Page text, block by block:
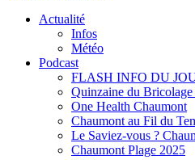
Actualité
Infos
Météo
Podcast
FLASH INFO DU
Quinzaine du
One Health Chaumont
Chaumont au Fil du
Le Saviez-vous ?
Chaumont Plage 2025